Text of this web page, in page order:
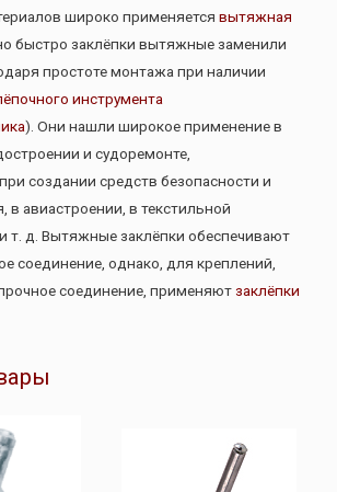
широко применяется вытяжная
быстро заклёпки вытяжные заменили
простоте монтажа при наличии
инструмента
). Они нашли широкое применение в
и судоремонте,
создании средств безопасности и
в авиастроении, в текстильной
т. д. Вытяжные заклёпки обеспечивают
соединение, однако, для креплений,
соединение, применяютзаклёпки